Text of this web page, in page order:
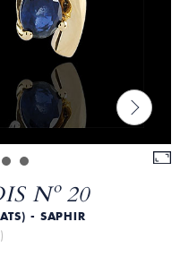
Nº 20
- SAPHIR